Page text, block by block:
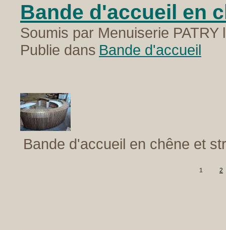
Bande d'accueil en
Soumis par Menuiserie
Publie dans Bande d'accueil
Bande d'accueil en chêne et
1 2